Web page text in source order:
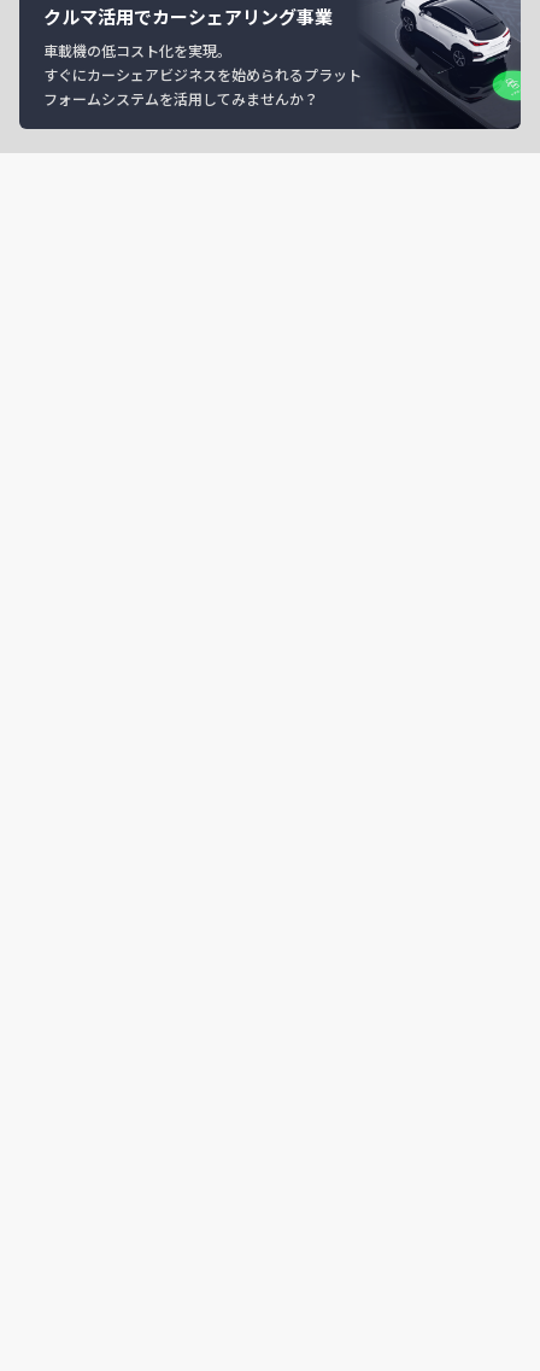
クルマ活用でカーシェアリング事業
車載機の低コスト化を実現。
すぐにカーシェアビジネスを始められるプラット
フォームシステムを活用してみませんか？